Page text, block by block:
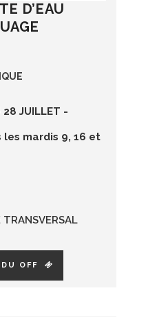
D’EAU
28 JUILLET -
les mardis 9, 16 et
TRANSVERSAL
OFF